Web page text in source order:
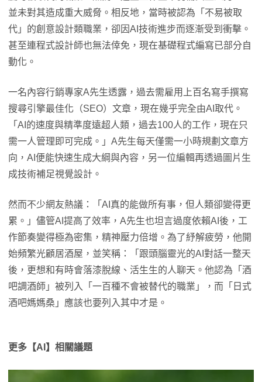
並未對其造成重大威脅。相反地，當時被認為「不易被取
代」的創意設計類職業，卻因AI技術進步而逐漸受到衝擊。
甚至連程式設計師也無法倖免，現在基礎程式編寫已部分自
動化。
一名內容行銷專家A先生透露，過去需雇用上百名寫手撰寫
搜尋引擎最佳化（SEO）文章，現在幾乎完全由AI取代。
「AI的速度與精準度遠超人類，過去100人的工作，現在只
需一人管理即可完成。」A先生每天僅需一小時規劃文章方
向，AI便能快速生成大綱與內容，另一位編輯再透過圖片生
成技術補足視覺設計。
然而不少網友熱議：「AI真的能做所有事，但人類卻變得更
累。」儘管AI提高了效率，A先生也坦言過度依賴AI後，工
作節奏變得極為密集，精神壓力倍增。為了紓解疲勞，他開
始頻繁光顧居酒屋，並笑稱：「跟頭腦靈光的AI對話一整天
後，更想和有時會落漆脫線、活生生的人聊天。他認為「酒
吧調酒師」被列入「一百種不會被替代的職業」，而「日式
酒吧媽媽桑」應該也要列入其中才是。
更多【AI】相關議題